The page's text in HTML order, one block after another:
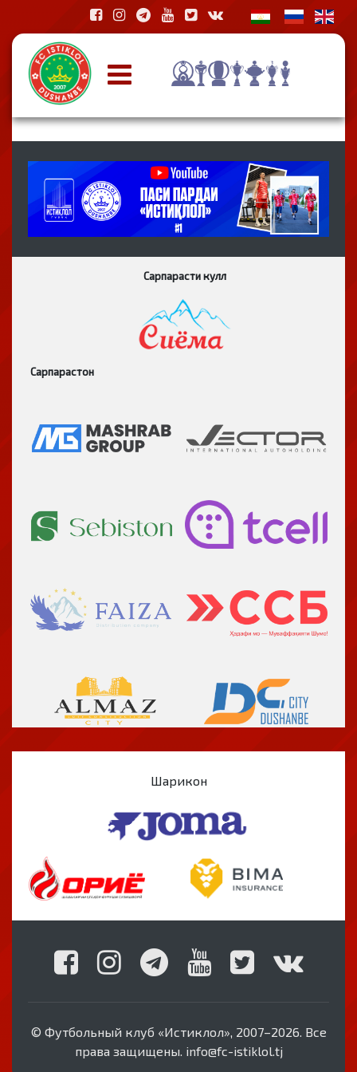
Сарпарасти кулл
Сарпарастон
Шарикон
© Футбольный клуб «Истиклол», 2007–2026. Все
права защищены. info@fc-istiklol.tj